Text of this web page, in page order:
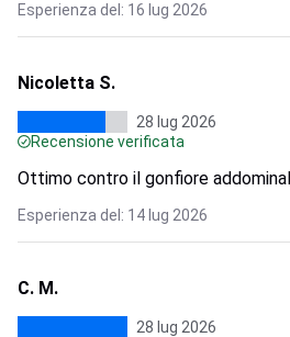
Esperienza del: 16 lug 2026
Nicoletta S.
28 lug 2026
Recensione verificata
Ottimo contro il gonfiore
Esperienza del: 14 lug 2026
C. M.
28 lug 2026